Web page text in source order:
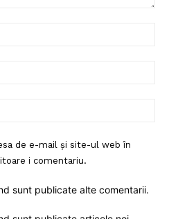
de e-mail și site-ul web în
i comentariu.
sunt publicate alte comentarii.